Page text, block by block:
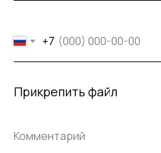
+7
Прикрепить файл